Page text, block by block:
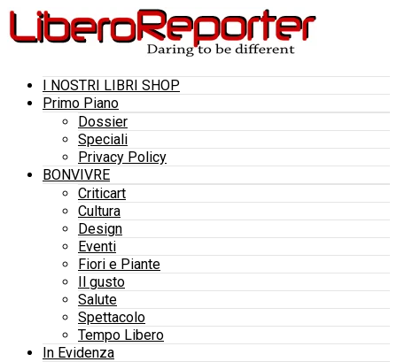
I NOSTRI LIBRI SHOP
Primo Piano
Dossier
Speciali
Privacy Policy
BONVIVRE
Criticart
Cultura
Design
Eventi
Fiori e Piante
Il gusto
Salute
Spettacolo
Tempo Libero
In Evidenza